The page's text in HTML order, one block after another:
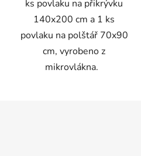
ks povlaku na přikrývku
140x200 cm a 1 ks
povlaku na polštář 70x90
cm, vyrobeno z
mikrovlákna.